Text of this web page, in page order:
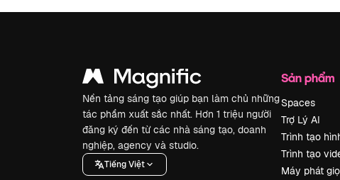
Nền tảng sáng tạo giúp bạn làm chủ những
tác phẩm xuất sắc nhất. Hơn 1 triệu người
đăng ký đến từ các nhà sáng tạo, doanh
nghiệp, agency và studio.
Tiếng Việt
Sản phẩm
Spaces
Trợ Lý AI
Trình tạo
Trình tạo
Máy phát